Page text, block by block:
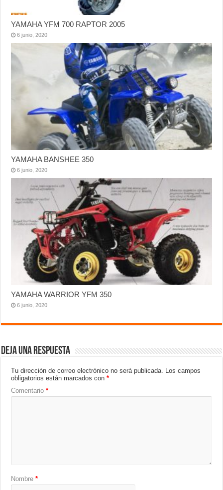
YAMAHA YFM 700 RAPTOR 2005
6 junio, 2020
YAMAHA BANSHEE 350
6 junio, 2020
YAMAHA WARRIOR YFM 350
6 junio, 2020
Deja una respuesta
Tu dirección de correo electrónico no será publicada. Los campos
obligatorios están marcados con*
Comentario*
Nombre*